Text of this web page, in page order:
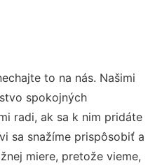
to na nás. Našimi
spokojných
radi, ak sa k nim pridáte
sa snažíme prispôsobiť a
miere, pretože vieme,